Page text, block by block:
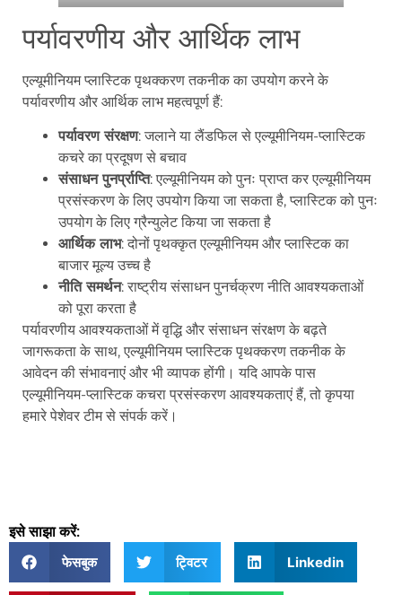
पर्यावरणीय और आर्थिक लाभ
एल्यूमीनियम प्लास्टिक पृथक्करण तकनीक का उपयोग करने के
पर्यावरणीय और आर्थिक लाभ महत्वपूर्ण हैं:
पर्यावरण संरक्षण: जलाने या लैंडफिल से एल्यूमीनियम-प्लास्टिक
कचरे का प्रदूषण से बचाव
संसाधन पुनर्प्राप्ति: एल्यूमीनियम को पुनः प्राप्त कर एल्यूमीनियम
प्रसंस्करण के लिए उपयोग किया जा सकता है, प्लास्टिक को पुनः
उपयोग के लिए ग्रैन्युलेट किया जा सकता है
आर्थिक लाभ: दोनों पृथक्कृत एल्यूमीनियम और प्लास्टिक का
बाजार मूल्य उच्च है
नीति समर्थन: राष्ट्रीय संसाधन पुनर्चक्रण नीति आवश्यकताओं
को पूरा करता है
पर्यावरणीय आवश्यकताओं में वृद्धि और संसाधन संरक्षण के बढ़ते
जागरूकता के साथ, एल्यूमीनियम प्लास्टिक पृथक्करण तकनीक के
आवेदन की संभावनाएं और भी व्यापक होंगी। यदि आपके पास
एल्यूमीनियम-प्लास्टिक कचरा प्रसंस्करण आवश्यकताएं हैं, तो कृपया
हमारे पेशेवर टीम से संपर्क करें।
इसे साझा करें:
फेसबुक
ट्विटर Linkedin